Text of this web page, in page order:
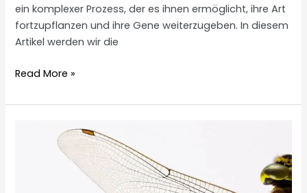
ein komplexer Prozess, der es ihnen ermöglicht, ihre Art
fortzupflanzen und ihre Gene weiterzugeben. In diesem
Artikel werden wir die
Libellenpaarung
Read More »